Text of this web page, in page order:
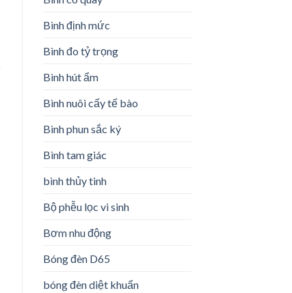
Bình định mức
Bình đo tỷ trọng
Bình hút ẩm
Bình nuôi cấy tế bào
Bình phun sắc ký
Bình tam giác
bình thủy tinh
Bộ phễu lọc vi sinh
Bơm nhu động
Bóng đèn D65
bóng đèn diệt khuẩn